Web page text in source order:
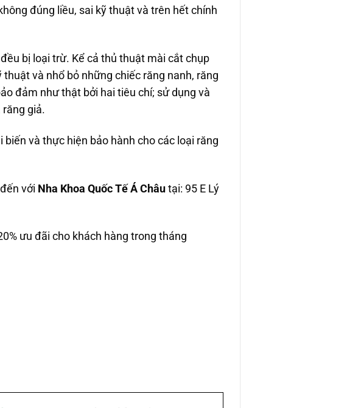
đúng liều, sai kỹ thuật và trên hết chính
bị loại trừ. Kể cả thủ thuật mài cắt chụp
và nhổ bỏ những chiếc răng nanh, răng
đảm như thật bởi hai tiêu chí; sử dụng và
giả.
và thực hiện bảo hành cho các loại răng
với Nha Khoa Quốc Tế Á Châutại: 95 E Lý
ưu đãi cho khách hàng trong tháng